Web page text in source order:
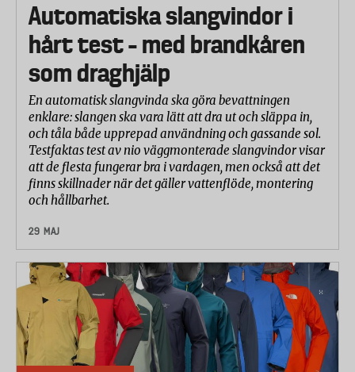
Automatiska slangvindor i
hårt test – med brandkåren
som draghjälp
En automatisk slangvinda ska göra bevattningen
enklare: slangen ska vara lätt att dra ut och släppa in,
och tåla både upprepad användning och gassande sol.
Testfaktas test av nio väggmonterade slangvindor visar
att de flesta fungerar bra i vardagen, men också att det
finns skillnader när det gäller vattenflöde, montering
och hållbarhet.
29 MAJ